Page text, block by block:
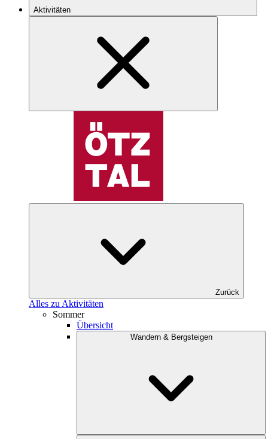
Aktivitäten
Zurück
Alles zu Aktivitäten
Sommer
Übersicht
Wandern & Bergsteigen